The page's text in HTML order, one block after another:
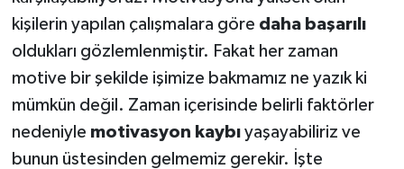
kişilerin yapılan çalışmalara göre daha başarılı
oldukları gözlemlenmiştir. Fakat her zaman
motive bir şekilde işimize bakmamız ne yazık ki
mümkün değil. Zaman içerisinde belirli faktörler
nedeniyle motivasyon kaybı yaşayabiliriz ve
bunun üstesinden gelmemiz gerekir. İşte